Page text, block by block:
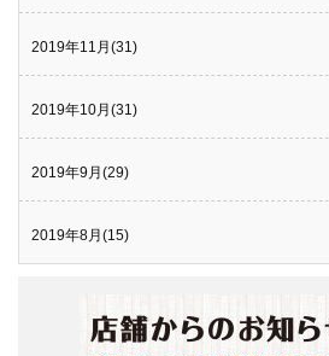
2019年11月(31)
2019年10月(31)
2019年9月(29)
2019年8月(15)